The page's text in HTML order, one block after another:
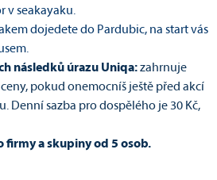
v seakayaku.
dojedete do Pardubic, na start vás
následků úrazu Uniqa:zahrnuje
pokud onemocníš ještě před akcí
Denní sazba pro dospělého je 30 Kč,
firmy a skupiny od 5 osob.